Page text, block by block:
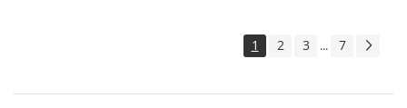
1 2 3 ... 7